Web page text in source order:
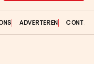
ADVERTEREN